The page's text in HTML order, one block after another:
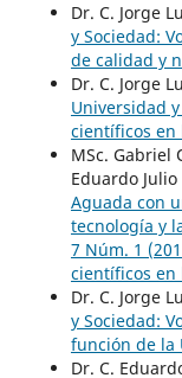
Dr. C. Jorge
y Sociedad:
de calidad y
Dr. C. Jorge
Universidad
científicos en
MSc. Gabriel
Eduardo
Aguada con
tecnología y
7 Núm. 1
científicos en
Dr. C. Jorge
y Sociedad:
función de la
Dr. C.